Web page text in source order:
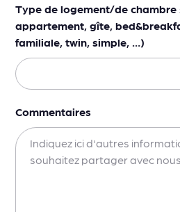
Type de logement/de
appartement, gîte,
familiale, twin, simple, …)
Commentaires